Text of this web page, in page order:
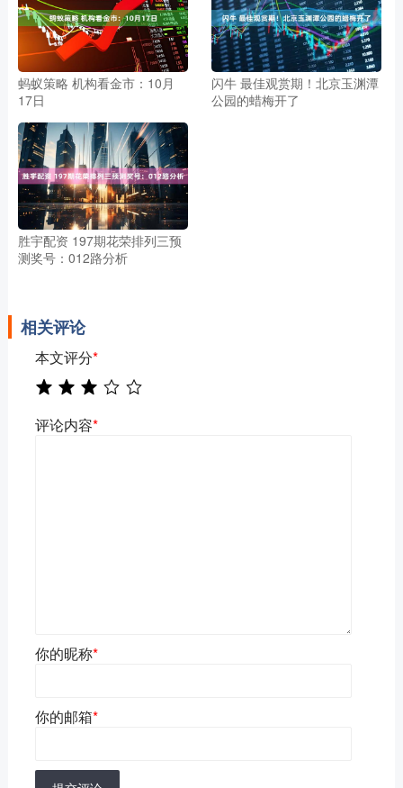
蚂蚁策略 机构看金市：10月
17日
闪牛 最佳观赏期！北京玉渊潭
公园的蜡梅开了
胜宇配资 197期花荣排列三预
测奖号：012路分析
相关评论
本文评分*
评论内容*
你的昵称*
你的邮箱*